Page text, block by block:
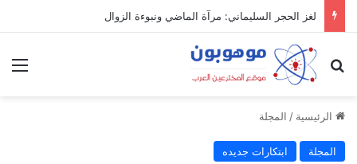
لغز الحجر السليماني: مرآة الماضي ونبوءة الزوال
بحث عن
الرئيسية / المجلة
المجلة ابتكارات جديده